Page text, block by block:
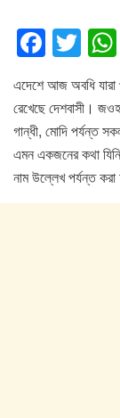
F
a
c
e
b
o
o
T
wi
tt
er
এদেশে আজ অবধি যারা
রেখেছে দেশবাসী।
গান্ধী, মোদি পর্যন্ত
এমন একজনের কথা যিনি
নাম উল্লেখ পর্যন্ত